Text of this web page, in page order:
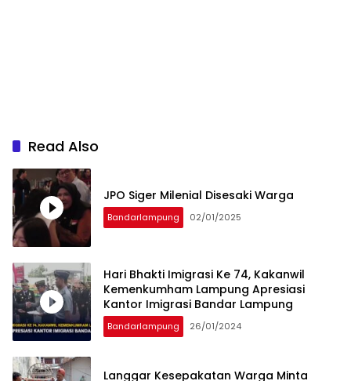
Read Also
JPO Siger Milenial Disesaki Warga
Bandarlampung 02/01/2025
Hari Bhakti Imigrasi Ke 74, Kakanwil
Kemenkumham Lampung Apresiasi
Kantor Imigrasi Bandar Lampung
Bandarlampung 26/01/2024
Langgar Kesepakatan Warga Minta